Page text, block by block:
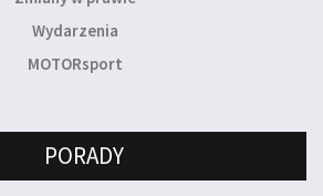
Wydarzenia
MOTORsport
PORADY